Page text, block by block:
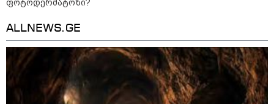
კატეგორიის ყველა სიახლე
ფოტოდერმატოზი?
ALLNEWS.GE